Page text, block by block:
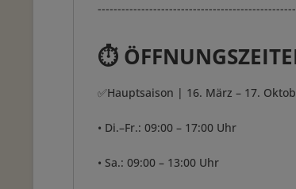
⏱️
✅Hauptsaison | 16. März – 17.
• Di.–Fr.: 09:00 – 17:00 Uhr
• Sa.: 09:00 – 13:00 Uhr